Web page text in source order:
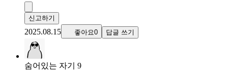
신고하기
2025.08.15 좋아요0 답글 쓰기
숨어있는 자기 9